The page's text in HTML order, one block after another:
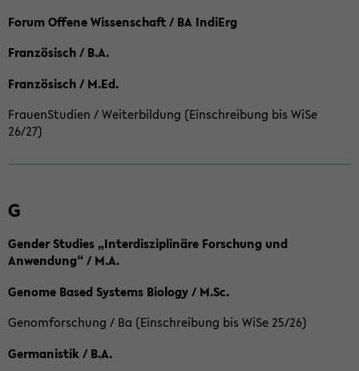
Forum Offene Wissenschaft / BA IndiErg
Französisch / B.A.
Französisch / M.Ed.
FrauenStudien / Weiterbildung (Einschreibung bis WiSe
26/27)
G
Gender Studies „Interdisziplinäre Forschung und
Anwendung“ / M.A.
Genome Based Systems Biology / M.Sc.
Genomforschung / Ba (Einschreibung bis WiSe 25/26)
Germanistik / B.A.